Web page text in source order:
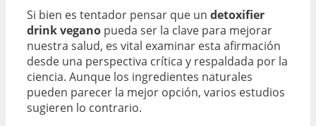
Si bien es tentador pensar que un detoxifier
drink vegano pueda ser la clave para mejorar
nuestra salud, es vital examinar esta afirmación
desde una perspectiva crítica y respaldada por la
ciencia. Aunque los ingredientes naturales
pueden parecer la mejor opción, varios estudios
sugieren lo contrario.